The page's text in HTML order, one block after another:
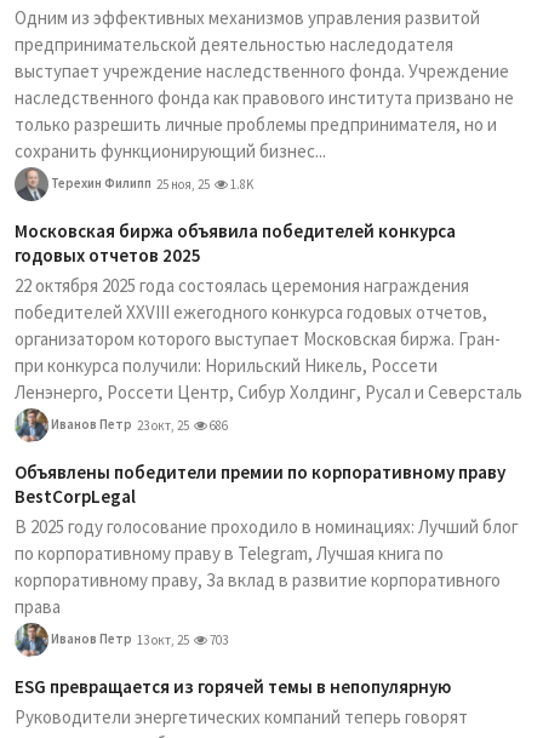
Одним из эффективных механизмов управления развитой
предпринимательской деятельностью наследодателя
выступает учреждение наследственного фонда. Учреждение
наследственного фонда как правового института призвано не
только разрешить личные проблемы предпринимателя, но и
сохранить функционирующий бизнес...
Терехин Филипп 25 ноя, 25 1.8K
Московская биржа объявила победителей конкурса
годовых отчетов 2025
22 октября 2025 года состоялась церемония награждения
победителей XXVIII ежегодного конкурса годовых отчетов,
организатором которого выступает Московская биржа. Гран-
при конкурса получили: Норильский Никель, Россети
Ленэнерго, Россети Центр, Сибур Холдинг, Русал и Северсталь
Иванов Петр 23 окт, 25 686
Объявлены победители премии по корпоративному праву
BestCorpLegal
В 2025 году голосование проходило в номинациях: Лучший блог
по корпоративному праву в Telegram, Лучшая книга по
корпоративному праву, За вклад в развитие корпоративного
права
Иванов Петр 13 окт, 25 703
ESG превращается из горячей темы в непопулярную
Руководители энергетических компаний теперь говорят